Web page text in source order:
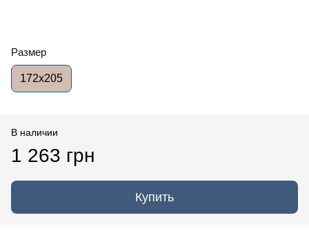
Размер
172x205
В наличии
1 263 грн
Купить